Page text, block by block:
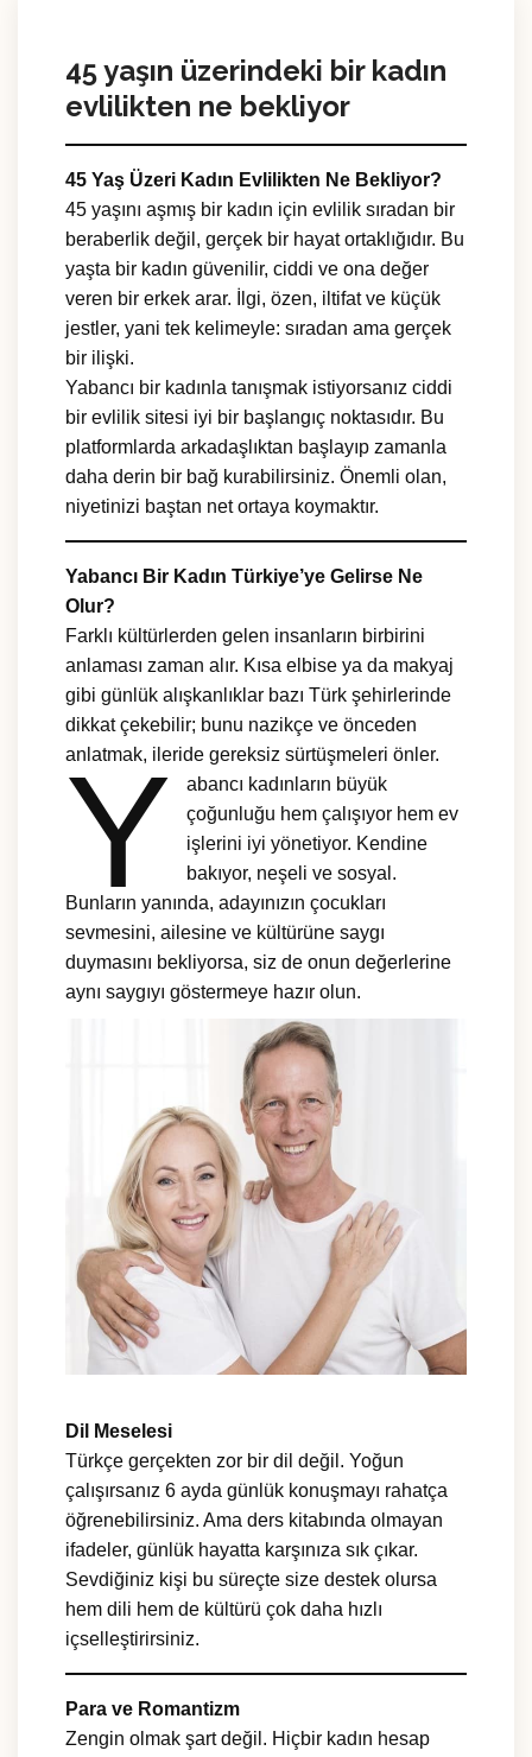
45 yaşın üzerindeki bir kadın
evlilikten ne bekliyor
45 Yaş Üzeri Kadın Evlilikten Ne Bekliyor?
45 yaşını aşmış bir kadın için evlilik sıradan bir
beraberlik değil, gerçek bir hayat ortaklığıdır. Bu
yaşta bir kadın güvenilir, ciddi ve ona değer
veren bir erkek arar. İlgi, özen, iltifat ve küçük
jestler, yani tek kelimeyle: sıradan ama gerçek
bir ilişki.
Yabancı bir kadınla tanışmak istiyorsanız ciddi
bir evlilik sitesi iyi bir başlangıç noktasıdır. Bu
platformlarda arkadaşlıktan başlayıp zamanla
daha derin bir bağ kurabilirsiniz. Önemli olan,
niyetinizi baştan net ortaya koymaktır.
Yabancı Bir Kadın Türkiye’ye Gelirse Ne
Olur?
Farklı kültürlerden gelen insanların birbirini
anlaması zaman alır. Kısa elbise ya da makyaj
gibi günlük alışkanlıklar bazı Türk şehirlerinde
dikkat çekebilir; bunu nazikçe ve önceden
anlatmak, ileride gereksiz sürtüşmeleri önler.
Y
abancı kadınların büyük
çoğunluğu hem çalışıyor hem ev
işlerini iyi yönetiyor. Kendine
bakıyor, neşeli ve sosyal.
Bunların yanında, adayınızın çocukları
sevmesini, ailesine ve kültürüne saygı
duymasını bekliyorsa, siz de onun değerlerine
aynı saygıyı göstermeye hazır olun.
Dil Meselesi
Türkçe gerçekten zor bir dil değil. Yoğun
çalışırsanız 6 ayda günlük konuşmayı rahatça
öğrenebilirsiniz. Ama ders kitabında olmayan
ifadeler, günlük hayatta karşınıza sık çıkar.
Sevdiğiniz kişi bu süreçte size destek olursa
hem dili hem de kültürü çok daha hızlı
içselleştirirsiniz.
Para ve Romantizm
Zengin olmak şart değil. Hiçbir kadın hesap